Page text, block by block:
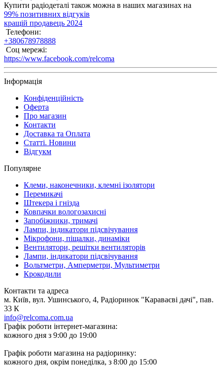
Купити радіодеталі також можна в наших магазинах на
99% позитивних відгуків
кращій продавець 2024
Телефони:
+380678978888
Соц мережі:
https://www.facebook.com/relcoma
Інформація
Конфіденційність
Оферта
Про магазин
Контакти
Доставка та Оплата
Статті. Новини
Відгукм
Популярне
Клеми, наконечники, клемні ізолятори
Перемикачі
Штекера і гнізда
Ковпачки вологозахисні
Запобіжники, тримачі
Лампи, індикатори підсвічування
Мікрофони, піщалки, динаміки
Вентилятори, решітки вентиляторів
Лампи, індикатори підсвічування
Вольтметри, Амперметри, Мультиметри
Крокодили
Контакти та адреса
м. Київ, вул. Ушинського, 4, Радіоринок "Караваєві дачі", пав.
33 К
info@relcoma.com.ua
Графік роботи інтернет-магазина:
кожного дня з 9:00 до 19:00
Графік роботи магазина на радіоринку:
кожного дня, окрім понеділка, з 8:00 до 15:00